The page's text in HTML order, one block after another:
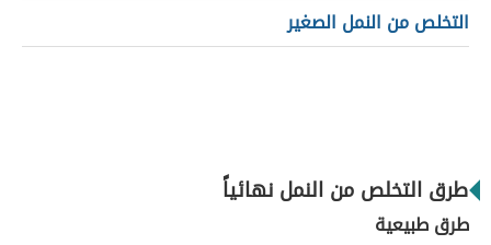
التخلص من النمل الصغير
طرق التخلص من النمل نهائياً
طرق طبيعية